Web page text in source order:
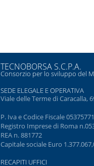
TECNOBORSA S.C.P.A.
Consorzio per lo sviluppo del
SEDE ELEGALE E OPERATIVA
Viale delle Terme di Caracalla,
P. Iva e Codice Fiscale
Registro Imprese di Roma
REA n. 881772
Capitale sociale Euro
RECAPITI UFFICI